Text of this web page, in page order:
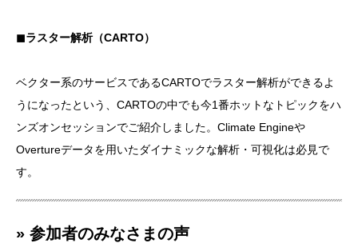
◼︎ラスター解析（CARTO）
ベクター系のサービスであるCARTOでラスター解析ができるよ
うになったという、CARTOの中でも今1番ホットなトピックをハ
ンズオンセッションでご紹介しました。Climate Engineや
Overtureデータを用いたダイナミックな解析・可視化は必見で
す。
» 参加者のみなさまの声